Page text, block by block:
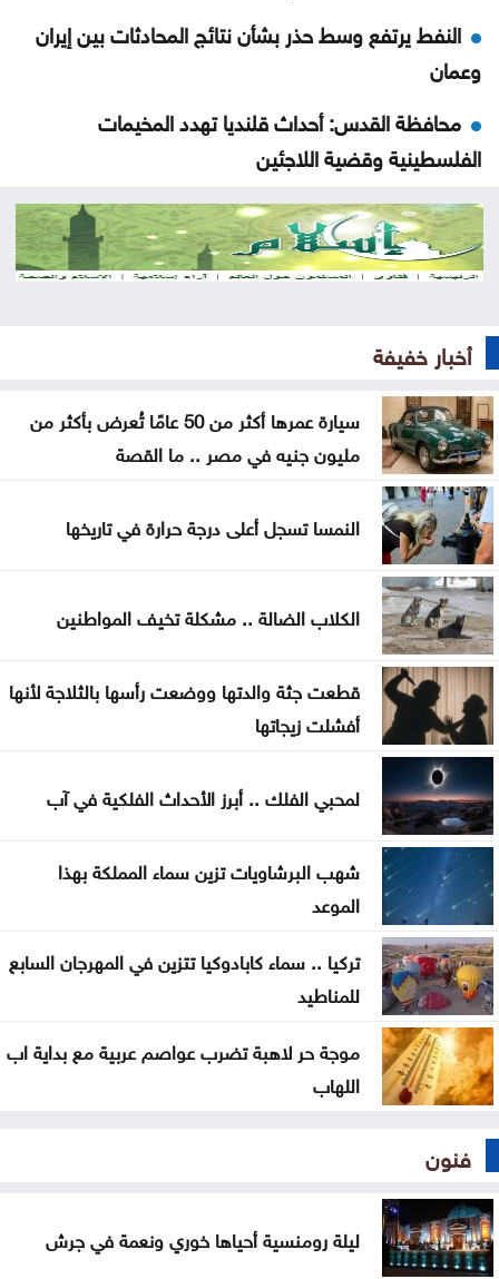
النفط يرتفع وسط حذر بشأن نتائج المحادثات بين إيران
وعمان
محافظة القدس: أحداث قلنديا تهدد المخيمات
الفلسطينية وقضية اللاجئين
الاحتلال يعتقل ويحقق ميدانيا مع أكثر من 60 فلسطينيا
من مخيم قلنديا
الشمال في إربد
بيان صادر عن اللجنة النقابية للعاملين في شركة البوتاس
العربية
ندوة بعنوان المفرق .. عروس البادية ودورها في بناء
السردية الأردنية الأحد
عمان الاهلية بطلة الجامعات الأردنية في الكراتيه للطلاب
ووصيفه البطولة للطالبات .. صور
سياحة عجلون تطلق رحلات برنامج أردننا جنة إلى مختلف
مناطق المملكة
صادرات عمّان الصناعية تكسر حاجز 4 مليارات دينار منذ
بداية العام
سلسلة غارات إسرائيلية على جنوب لبنان تزامنا مع
استمرار مفاوضات روما
الوصاية الهاشمية تحظى بإجماع عربي وإسلامي في
اجتماع عمّان
أخبار خفيفة
سيارة عمرها أكثر من 50 عامًا تُعرض بأكثر من
مليون جنيه في مصر .. ما القصة
النمسا تسجل أعلى درجة حرارة في تاريخها
الكلاب الضالة .. مشكلة تخيف المواطنين
قطعت جثة والدتها ووضعت رأسها بالثلاجة لأنها
أفشلت زيجاتها
لمحبي الفلك .. أبرز الأحداث الفلكية في آب
شهب البرشاويات تزين سماء المملكة بهذا
الموعد
تركيا .. سماء كابادوكيا تتزين في المهرجان السابع
للمناطيد
موجة حر لاهبة تضرب عواصم عربية مع بداية اب
اللهاب
فنون
ليلة رومنسية أحياها خوري ونعمة في جرش